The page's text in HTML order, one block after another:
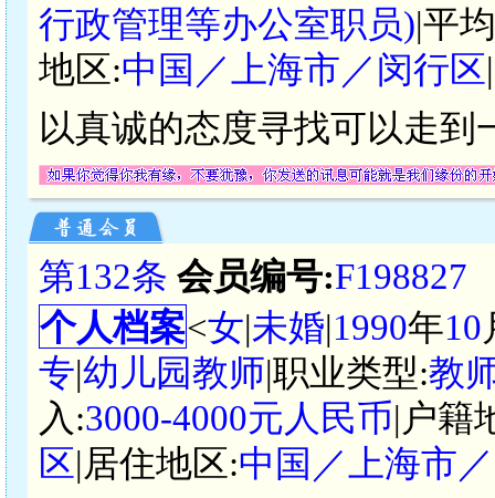
行政管理等办公室职员)|平
地区:中国／上海市／闵行区
以真诚的态度寻找可以走到
第132条 会员编号:F198827
个人档案<女|未婚|1990年10
专|幼儿园教师|职业类型:教
入:3000-4000元人民币|户籍
区|居住地区:中国／上海市